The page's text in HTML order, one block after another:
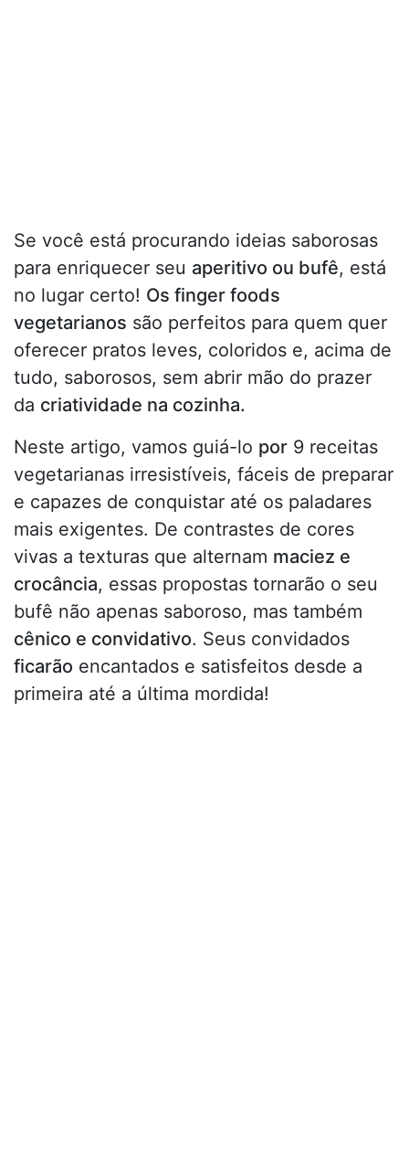
Se você está procurando ideias saborosas
para enriquecer seu aperitivo ou bufê, está
no lugar certo! Os finger foods
vegetarianos são perfeitos para quem quer
oferecer pratos leves, coloridos e, acima de
tudo, saborosos, sem abrir mão do prazer
da criatividade na cozinha.
Neste artigo, vamos guiá-lo por 9 receitas
vegetarianas irresistíveis, fáceis de preparar
e capazes de conquistar até os paladares
mais exigentes. De contrastes de cores
vivas a texturas que alternam maciez e
crocância, essas propostas tornarão o seu
bufê não apenas saboroso, mas também
cênico e convidativo. Seus convidados
ficarão encantados e satisfeitos desde a
primeira até a última mordida!